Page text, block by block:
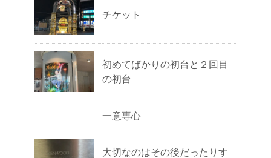
チケット
初めてばかりの初台と２回目
の初台
一意専心
大切なのはその後だったりす